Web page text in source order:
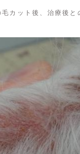
カット後、治療後と